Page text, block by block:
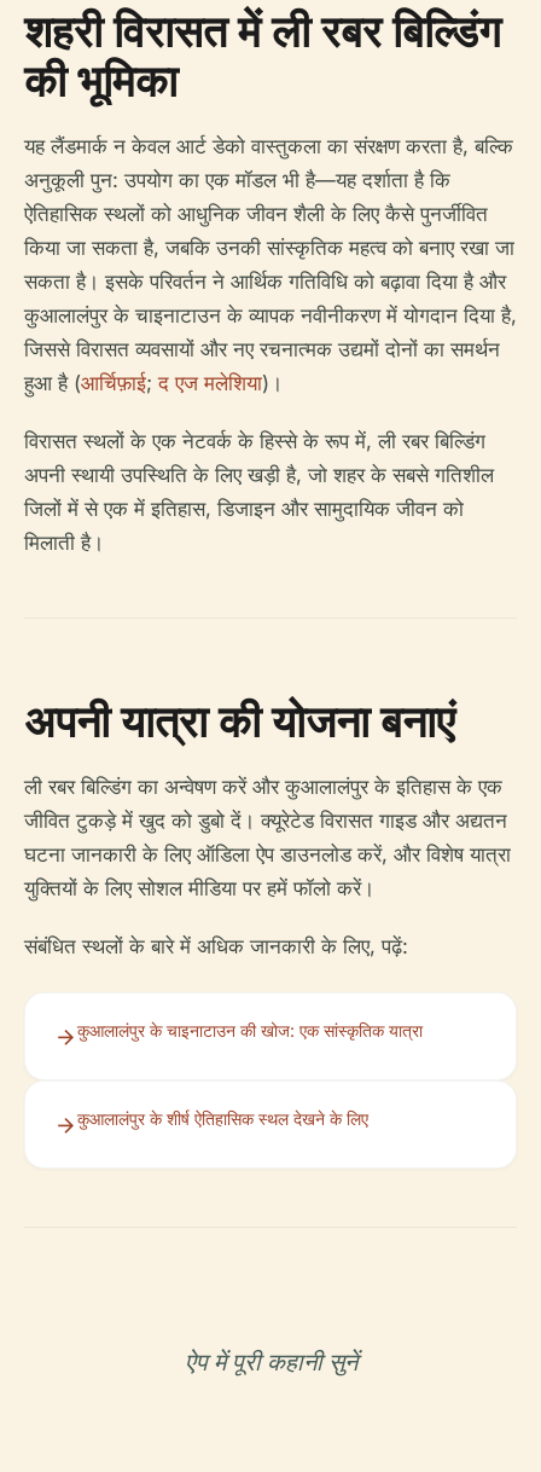
शहरी विरासत में ली रबर बिल्डिंग
की भूमिका
यह लैंडमार्क न केवल आर्ट डेको वास्तुकला का संरक्षण करता है, बल्कि
अनुकूली पुन: उपयोग का एक मॉडल भी है—यह दर्शाता है कि
ऐतिहासिक स्थलों को आधुनिक जीवन शैली के लिए कैसे पुनर्जीवित
किया जा सकता है, जबकि उनकी सांस्कृतिक महत्व को बनाए रखा जा
सकता है। इसके परिवर्तन ने आर्थिक गतिविधि को बढ़ावा दिया है और
कुआलालंपुर के चाइनाटाउन के व्यापक नवीनीकरण में योगदान दिया है,
जिससे विरासत व्यवसायों और नए रचनात्मक उद्यमों दोनों का समर्थन
हुआ है (आर्चिफ़ाई;द एज मलेशिया)।
विरासत स्थलों के एक नेटवर्क के हिस्से के रूप में, ली रबर बिल्डिंग
अपनी स्थायी उपस्थिति के लिए खड़ी है, जो शहर के सबसे गतिशील
जिलों में से एक में इतिहास, डिजाइन और सामुदायिक जीवन को
मिलाती है।
अपनी यात्रा की योजना बनाएं
ली रबर बिल्डिंग का अन्वेषण करें और कुआलालंपुर के इतिहास के एक
जीवित टुकड़े में खुद को डुबो दें। क्यूरेटेड विरासत गाइड और अद्यतन
घटना जानकारी के लिए ऑडिला ऐप डाउनलोड करें, और विशेष यात्रा
युक्तियों के लिए सोशल मीडिया पर हमें फॉलो करें।
संबंधित स्थलों के बारे में अधिक जानकारी के लिए, पढ़ें:
कुआलालंपुर के चाइनाटाउन की खोज: एक सांस्कृतिक यात्रा
कुआलालंपुर के शीर्ष ऐतिहासिक स्थल देखने के लिए
ऐप में पूरी कहानी सुनें